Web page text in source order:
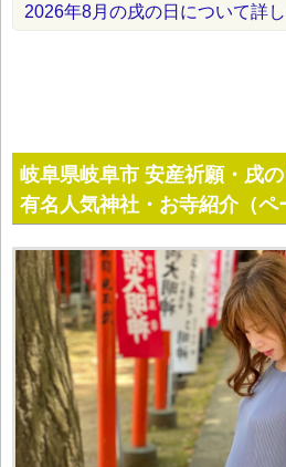
2026年8月の戌の日について詳
岐阜県岐阜市 安産祈願・戌
有名人気神社・お寺紹介（ペ